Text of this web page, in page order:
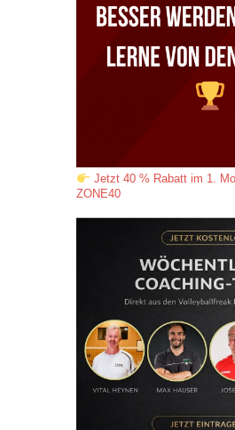
Jetzt 40 % Rabatt im 1.
ZONE40